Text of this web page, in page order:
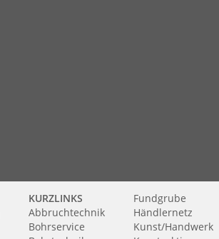
KURZLINKS
Abbruchtechnik
Bohrservice
Fundgrube
Händlernetz
Kunst/Handwerk